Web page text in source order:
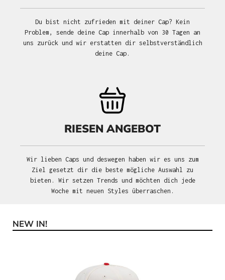
Du bist nicht zufrieden mit deiner Cap? Kein
Problem, sende deine Cap innerhalb von 30 Tagen an
uns zurück und wir erstatten dir selbstverständlich
deine Cap.
RIESEN ANGEBOT
Wir lieben Caps und deswegen haben wir es uns zum
Ziel gesetzt dir die beste mögliche Auswahl zu
bieten. Wir setzen Trends und möchten dich jede
Woche mit neuen Styles überraschen.
Produktgalerie überspringen
NEW IN!